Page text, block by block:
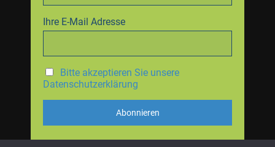
Ihre E-Mail Adresse
Bitte akzeptieren Sie unsere
Datenschutzerklärung